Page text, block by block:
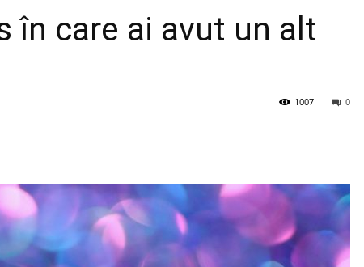
în care ai avut un alt
0
1007